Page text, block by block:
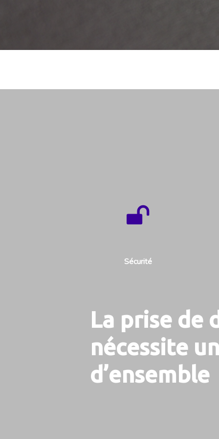
Sécurité
La prise de
nécessite
d’ensemble